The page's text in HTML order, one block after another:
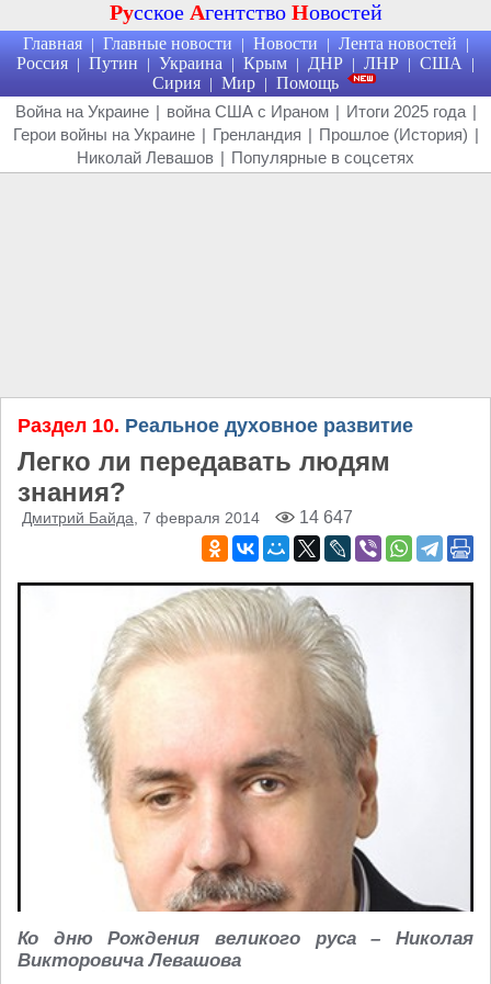
Русское Агентство Новостей
Главная | Главные новости | Новости | Лента новостей |
Россия | Путин | Украина | Крым | ДНР | ЛНР | США |
Сирия | Мир | Помощь
Война на Украине | война США с Ираном | Итоги 2025 года |
Герои войны на Украине | Гренландия | Прошлое (История) |
Николай Левашов | Популярные в соцсетях
Раздел 10. Реальное духовное развитие
Легко ли передавать людям
знания?
Дмитрий Байда , 7 февраля 2014 14 647
Ко дню Рождения великого руса – Николая
Викторовича Левашова